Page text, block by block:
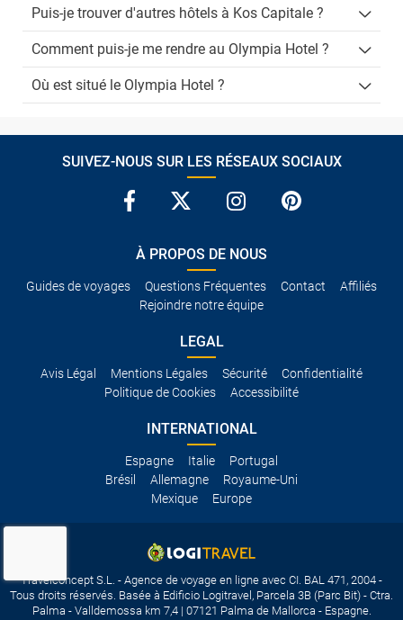
Puis-je trouver d'autres hôtels à Kos Capitale ?
Comment puis-je me rendre au Olympia Hotel ?
Où est situé le Olympia Hotel ?
SUIVEZ-NOUS SUR LES RÉSEAUX SOCIAUX
À PROPOS DE NOUS
Guides de voyages Questions Fréquentes Contact
Affiliés
Rejoindre notre équipe
LEGAL
Avis Légal Mentions Légales Sécurité
Confidentialité
Politique de Cookies
Accessibilité
INTERNATIONAL
Espagne Italie
Portugal
Brésil
Allemagne
Royaume-Uni
Mexique
Europe
Travelconcept S.L. - Agence de voyage en ligne avec CI. BAL 471, 2004 -
Tous droits réservés. Basée à Edificio Logitravel, Parcela 3B (Parc Bit) - Ctra.
Palma - Valldemossa km 7,4 | 07121 Palma de Mallorca - Espagne.